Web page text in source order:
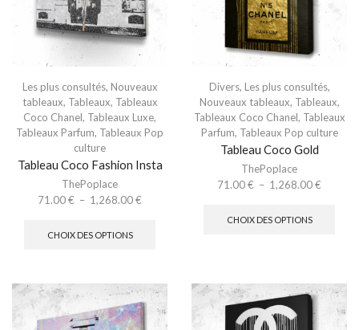
Les plus consultés, Nouveaux
tableaux, Tableaux, Tableaux
Coco Chanel, Tableaux Luxe,
Tableaux Parfum, Tableaux Pop
culture
Tableau Coco Fashion Insta
ThePoplace
71.00€ – 1,268.00€
CHOIX DES OPTIONS
Divers, Les plus consultés,
Nouveaux tableaux, Tableaux,
Tableaux Coco Chanel, Tableaux
Parfum, Tableaux Pop culture
Tableau Coco Gold
ThePoplace
71.00€ – 1,268.00€
CHOIX DES OPTIONS